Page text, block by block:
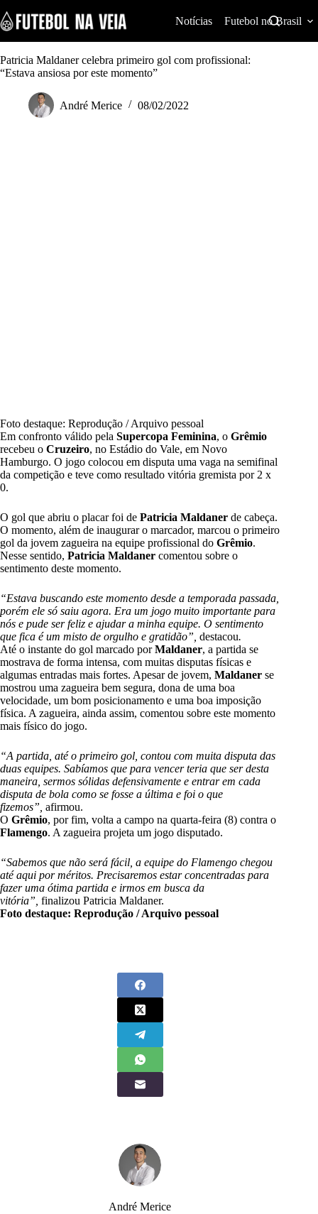
k
i
p
t
o
Notícias Futebol no Brasil
Patricia Maldaner celebra primeiro gol com profissional:
“Estava ansiosa por este momento”
André Merice 08/02/2022
Foto destaque: Reprodução / Arquivo pessoal
Em confronto válido pela Supercopa Feminina, o Grêmio
recebeu o Cruzeiro, no Estádio do Vale, em Novo
Hamburgo. O jogo colocou em disputa uma vaga na semifinal
da competição e teve como resultado vitória gremista por 2 x
0.
O gol que abriu o placar foi de Patricia Maldaner de cabeça.
O momento, além de inaugurar o marcador, marcou o primeiro
gol da jovem zagueira na equipe profissional do Grêmio.
Nesse sentido, Patricia Maldaner comentou sobre o
sentimento deste momento.
“Estava buscando este momento desde a temporada passada,
porém ele só saiu agora. Era um jogo muito importante para
nós e pude ser feliz e ajudar a minha equipe. O sentimento
que fica é um misto de orgulho e gratidão”, destacou.
Até o instante do gol marcado porMaldaner, a partida se
mostrava de forma intensa, com muitas disputas físicas e
algumas entradas mais fortes. Apesar de jovem, Maldaner se
mostrou uma zagueira bem segura, dona de uma boa
velocidade, um bom posicionamento e uma boa imposição
física. A zagueira, ainda assim, comentou sobre este momento
mais físico do jogo.
“A partida, até o primeiro gol, contou com muita disputa das
duas equipes. Sabíamos que para vencer teria que ser desta
maneira, sermos sólidas defensivamente e entrar em cada
disputa de bola como se fosse a última e foi o que
fizemos”, afirmou.
O Grêmio, por fim, volta a campo na quarta-feira (8) contra o
Flamengo. A zagueira projeta um jogo disputado.
“Sabemos que não será fácil, a equipe do Flamengo chegou
até aqui por méritos. Precisaremos estar concentradas para
fazer uma ótima partida e irmos em busca da
vitória”, finalizou Patricia Maldaner.
Foto destaque: Reprodução / Arquivo pessoal
André Merice